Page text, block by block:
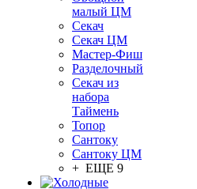
малый ЦМ
Секач
Секач ЦМ
Мастер-Фиш
Разделочный
Секач из
набора
Таймень
Топор
Сантоку
Сантоку ЦМ
+ ЕЩЕ 9